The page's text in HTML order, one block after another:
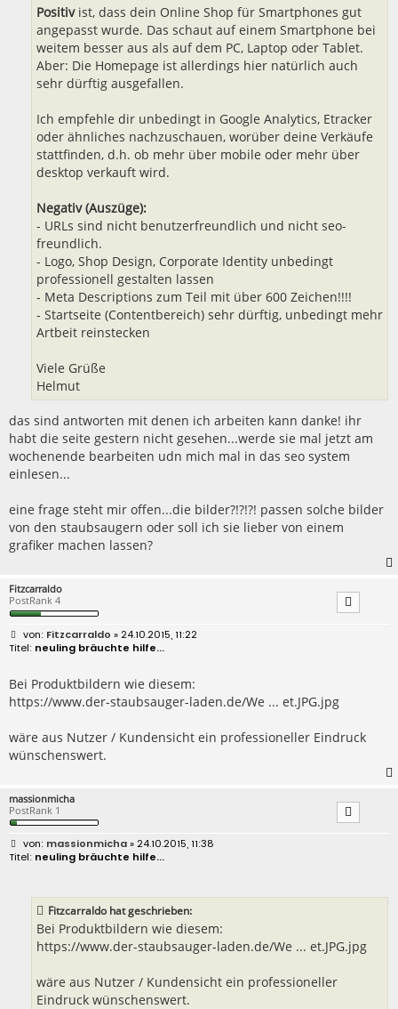
Positiv ist, dass dein Online Shop für Smartphones gut
angepasst wurde. Das schaut auf einem Smartphone bei
weitem besser aus als auf dem PC, Laptop oder Tablet.
Aber: Die Homepage ist allerdings hier natürlich auch
sehr dürftig ausgefallen.
Ich empfehle dir unbedingt in Google Analytics, Etracker
oder ähnliches nachzuschauen, worüber deine Verkäufe
stattfinden, d.h. ob mehr über mobile oder mehr über
desktop verkauft wird.
Negativ (Auszüge):
- URLs sind nicht benutzerfreundlich und nicht seo-
freundlich.
- Logo, Shop Design, Corporate Identity unbedingt
professionell gestalten lassen
- Meta Descriptions zum Teil mit über 600 Zeichen!!!!
- Startseite (Contentbereich) sehr dürftig, unbedingt mehr
Artbeit reinstecken
Viele Grüße
Helmut
das sind antworten mit denen ich arbeiten kann danke! ihr
habt die seite gestern nicht gesehen...werde sie mal jetzt am
wochenende bearbeiten udn mich mal in das seo system
einlesen...
eine frage steht mir offen...die bilder?!?!?! passen solche bilder
von den staubsaugern oder soll ich sie lieber von einem
grafiker machen lassen?
Fitzcarraldo
PostRank 4
B
e
r
a
g
Fitzcarraldo » 24.10.2015, 11:22
neuling bräuchte hilfe...
Bei Produktbildern wie diesem:
https://www.der-staubsauger-laden.de/We ... et.JPG.jpg
wäre aus Nutzer / Kundensicht ein professioneller Eindruck
wünschenswert.
massionmicha
PostRank 1
B
e
massionmicha» 24.10.2015, 11:38
neuling bräuchte hilfe...
Fitzcarraldo hat geschrieben:
Bei Produktbildern wie diesem:
https://www.der-staubsauger-laden.de/We ... et.JPG.jpg
wäre aus Nutzer / Kundensicht ein professioneller
Eindruck wünschenswert.